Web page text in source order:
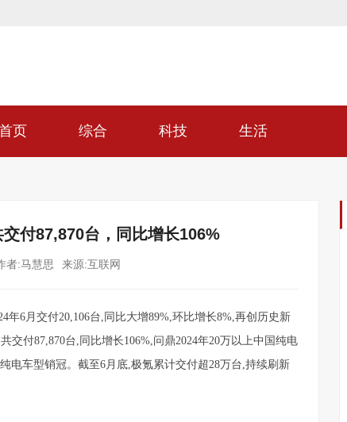
页 综合 科技 生活
付87,870台，同比增长106%
者:马慧思 来源:互联网
年6月交付20,106台,同比大增89%,环比增长8%,再创历史新
付87,870台,同比增长106%,问鼎2024年20万以上中国纯电
电车型销冠。截至6月底,极氪累计交付超28万台,持续刷新